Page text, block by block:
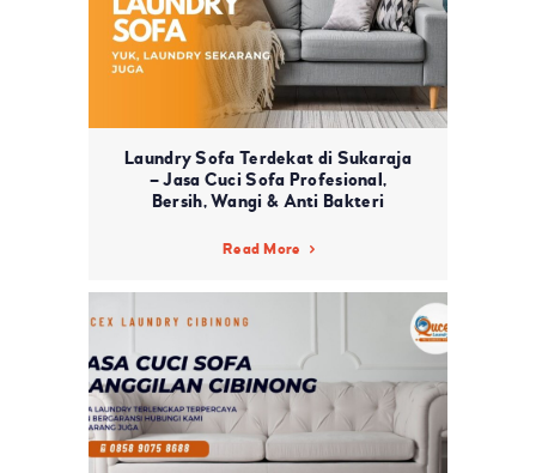
Laundry Sofa Terdekat di Sukaraja
– Jasa Cuci Sofa Profesional,
Bersih, Wangi & Anti Bakteri
Read More